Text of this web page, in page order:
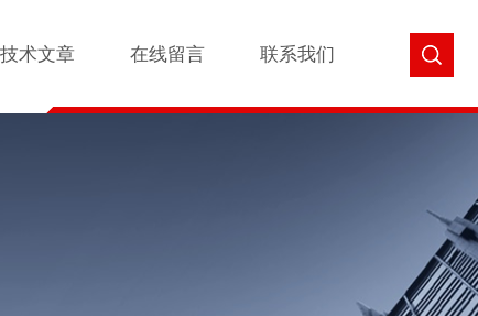
技术文章 在线留言 联系我们